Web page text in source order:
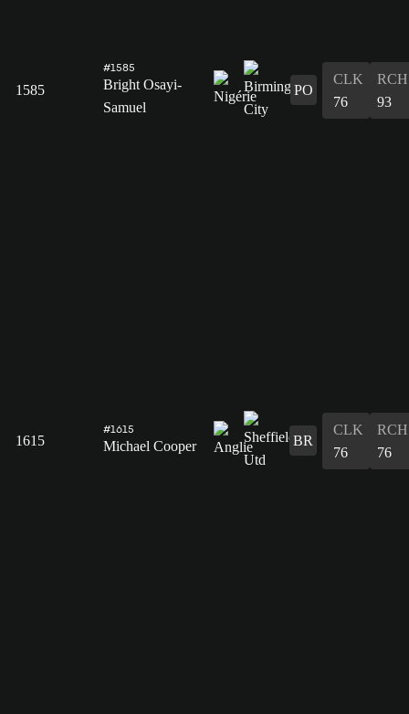
1585
#1585
Bright Osayi-
Samuel
PO
CLK
76
RCH
93
1615
#1615
Michael Cooper BR
CLK
76
RCH
76